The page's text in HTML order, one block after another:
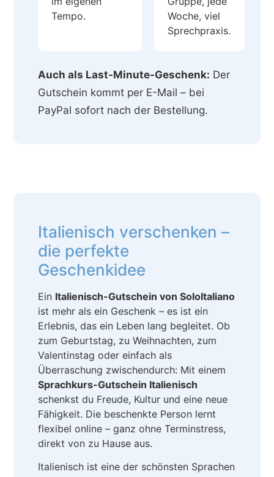
Tempo.
Woche, viel
Sprechpraxis.
Auch als Last-Minute-Geschenk: Der
Gutschein kommt per E-Mail – bei
PayPal sofort nach der Bestellung.
Italienisch verschenken –
die perfekte
Geschenkidee
Ein Italienisch-Gutschein von SoloItaliano
ist mehr als ein Geschenk – es ist ein
Erlebnis, das ein Leben lang begleitet. Ob
zum Geburtstag, zu Weihnachten, zum
Valentinstag oder einfach als
Überraschung zwischendurch: Mit einem
Sprachkurs-Gutschein Italienisch
schenkst du Freude, Kultur und eine neue
Fähigkeit. Die beschenkte Person lernt
flexibel online – ganz ohne Terminstress,
direkt von zu Hause aus.
Italienisch ist eine der schönsten Sprachen